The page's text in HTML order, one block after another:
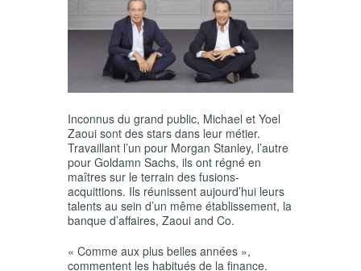
Inconnus du grand public, Michael et Yoel
Zaoui sont des stars dans leur métier.
Travaillant l’un pour Morgan Stanley, l’autre
pour Goldamn Sachs, ils ont régné en
maîtres sur le terrain des fusions-
acquittions. Ils réunissent aujourd’hui leurs
talents au sein d’un même établissement, la
banque d’affaires, Zaoui and Co.
« Comme aux plus belles années »,
commentent les habitués de la finance.